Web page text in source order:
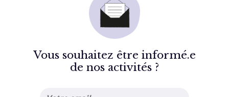
Vous souhaitez être informé.e
de nos activités ?